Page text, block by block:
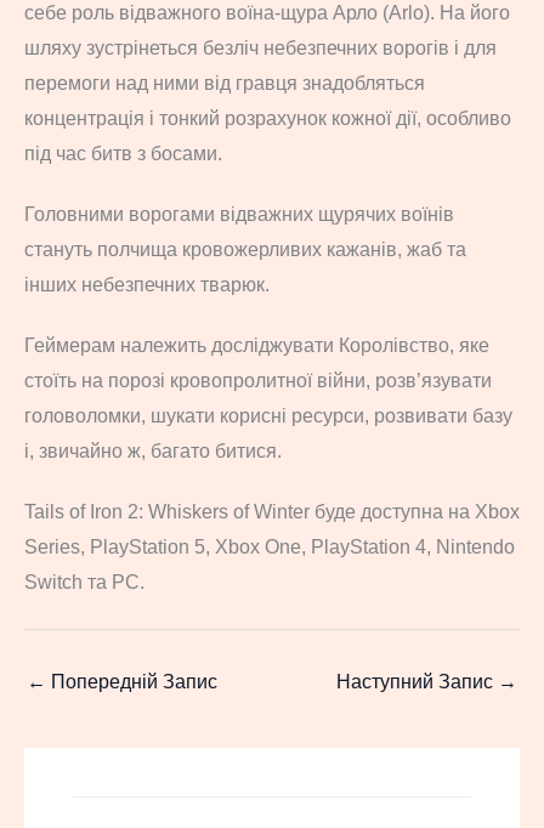
себе роль відважного воїна-щура Арло (Arlo). На його
шляху зустрінеться безліч небезпечних ворогів і для
перемоги над ними від гравця знадобляться
концентрація і тонкий розрахунок кожної дії, особливо
під час битв з босами.
Головними ворогами відважних щурячих воїнів
стануть полчища кровожерливих кажанів, жаб та
інших небезпечних тварюк.
Геймерам належить досліджувати Королівство, яке
стоїть на порозі кровопролитної війни, розв’язувати
головоломки, шукати корисні ресурси, розвивати базу
і, звичайно ж, багато битися.
Tails of Iron 2: Whiskers of Winter буде доступна на Xbox
Series, PlayStation 5, Xbox One, PlayStation 4, Nintendo
Switch та PC.
← Попередній Запис Наступний Запис →